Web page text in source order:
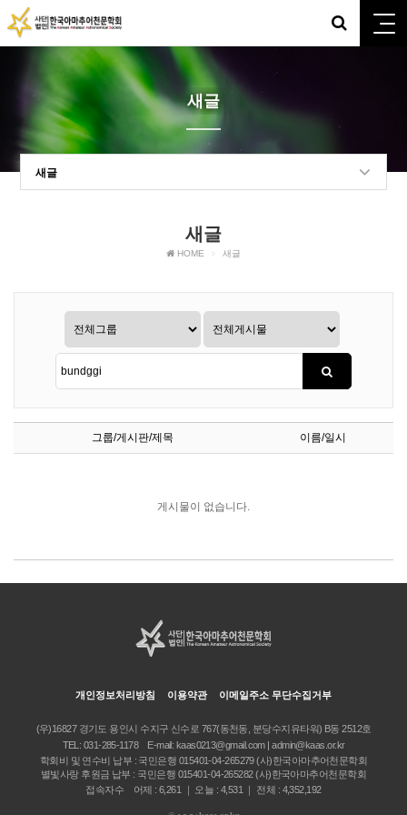
새글
새글
새글
HOME 새글
그룹/게시판/제목 이름/일시
게시물이 없습니다.
개인정보처리방침 이용약관 이메일주소 무단수집거부
(우)16827 경기도 용인시 수지구 신수로 767(동천동, 분당수지유타워) B동 2512호
TEL: 031-285-1178 E-mail: kaas0213@gmail.com | admin@kaas.or.kr
학회비 및 연수비 납부 : 국민은행 015401-04-265279 (사)한국아마추어천문학회
별빛사랑 후원금 납부 : 국민은행 015401-04-265282 (사)한국아마추어천문학회
접속자수 어제 : 6,261 ｜ 오늘 : 4,531 ｜ 전체 : 4,352,192